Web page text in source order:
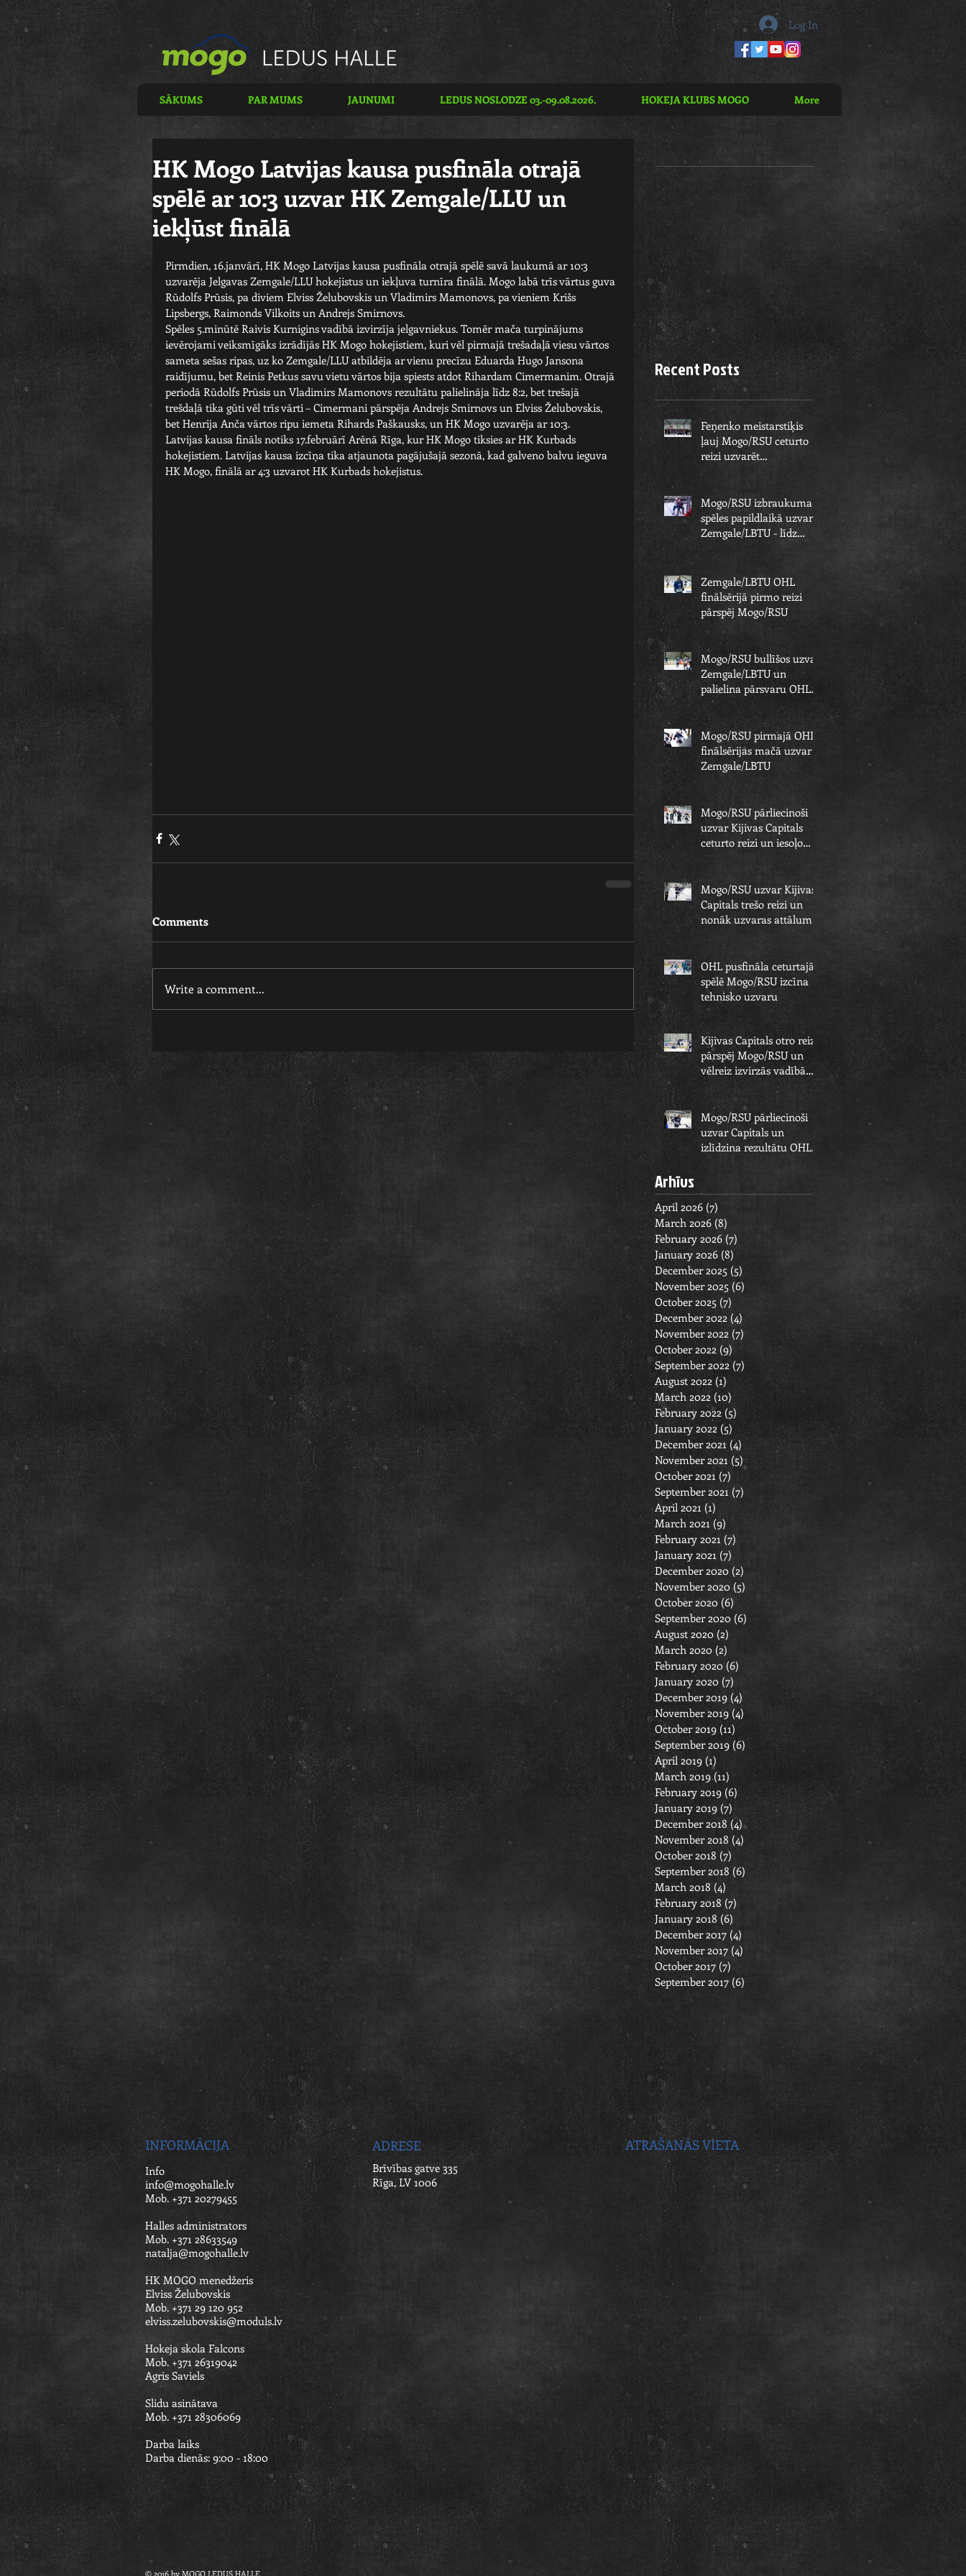
SĀKUMS PAR MUMS JAUNUMI LEDUS NOSLODZE 03.-09.08.2026. HOKEJA KLUBS MOGO More
Log In
HK Mogo Latvijas kausa pusfināla otrajā
spēlē ar 10:3 uzvar HK Zemgale/LLU un
iekļūst finālā
Pirmdien, 16.janvārī, HK Mogo Latvijas kausa pusfināla otrajā spēlē savā laukumā ar 10:3
uzvarēja Jelgavas Zemgale/LLU hokejistus un iekļuva turnīra finālā. Mogo labā trīs vārtus guva
Rūdolfs Prūsis, pa diviem Elviss Želubovskis un Vladimirs Mamonovs, pa vieniem Krišs
Lipsbergs, Raimonds Vilkoits un Andrejs Smirnovs.
Spēles 5.minūtē Raivis Kurnigins vadībā izvirzīja jelgavniekus. Tomēr mača turpinājums
ievērojami veiksmīgāks izrādījās HK Mogo hokejistiem, kuri vēl pirmajā trešadaļā viesu vārtos
sameta sešas ripas, uz ko Zemgale/LLU atbildēja ar vienu precīzu Eduarda Hugo Jansona
raidījumu, bet Reinis Petkus savu vietu vārtos bija spiests atdot Rihardam Cimermanim. Otrajā
periodā Rūdolfs Prūsis un Vladimirs Mamonovs rezultātu palielināja līdz 8:2, bet trešajā
trešdaļā tika gūti vēl trīs vārti – Cimermani pārspēja Andrejs Smirnovs un Elviss Želubovskis,
bet Henrija Anča vārtos ripu iemeta Rihards Paškausks, un HK Mogo uzvarēja ar 10:3.
Latvijas kausa fināls notiks 17.februārī Arēnā Rīga, kur HK Mogo tiksies ar HK Kurbads
hokejistiem. Latvijas kausa izcīņa tika atjaunota pagājušajā sezonā, kad galveno balvu ieguva
HK Mogo, finālā ar 4:3 uzvarot HK Kurbads hokejistus.
Comments
Write a comment...
Recent Posts
Feņenko meistarstiķis
ļauj Mogo/RSU ceturto
reizi uzvarēt
Zemgale/LBTU un izcīnīt
piekto čempionu
Mogo/RSU izbraukuma
spēles papildlaikā uzvar
Zemgale/LBTU - līdz
Zemgale/LBTU OHL
finālsērijā pirmo reizi
pārspēj Mogo/RSU
Mogo/RSU bullīšos uzvar
Zemgale/LBTU un
palielina pārsvaru OHL
finālsērijā
Mogo/RSU pirmajā OHL
finālsērijas mačā uzvar
Zemgale/LBTU
Mogo/RSU pārliecinoši
uzvar Kijivas Capitals
ceturto reizi un iesoļo
OHL finālā
Mogo/RSU uzvar Kijivas
Capitals trešo reizi un
nonāk uzvaras attālumā
OHL pusfināla ceturtajā
spēlē Mogo/RSU izcīna
tehnisko uzvaru
Kijivas Capitals otro reizi
pārspēj Mogo/RSU un
vēlreiz izvirzās vadībā
OHL pusfināla sērijā
Mogo/RSU pārliecinoši
uzvar Capitals un
izlīdzina rezultātu OHL
pusfināla sērijā
Arhīvs
April 2026 (7) 7 posts
March 2026 (8) 8 posts
February 2026 (7)
January 2026 (8)8 posts
December 2025 (5)
November 2025 (6)
October 2025 (7) 7 posts
December 2022 (4)
November 2022 (7) 7 posts
October 2022 (9)
September 2022 (7) 7 posts
August 2022 (1)1 post
March 2022 (10) 10 posts
February 2022 (5) 5 posts
January 2022 (5) 5 posts
December 2021 (4)4 posts
November 2021 (5)5 posts
October 2021 (7)7 posts
September 2021 (7) 7 posts
April 2021 (1) 1 post
March 2021 (9)
February 2021 (7) 7 posts
January 2021 (7) 7 posts
December 2020 (2)
November 2020 (5) 5 posts
October 2020 (6) 6 posts
September 2020 (6) 6 posts
August 2020 (2)
March 2020 (2)
February 2020 (6) 6 posts
January 2020 (7) 7 posts
December 2019 (4) 4 posts
November 2019 (4)
October 2019 (11)
September 2019 (6) 6 posts
April 2019 (1) 1 post
March 2019 (11)11 posts
February 2019 (6)6 posts
January 2019 (7) 7 posts
December 2018 (4)4 posts
November 2018 (4) 4 posts
October 2018 (7) 7 posts
September 2018 (6)
March 2018 (4) 4 posts
February 2018 (7) 7 posts
January 2018 (6)
December 2017 (4)
November 2017 (4) 4 posts
October 2017 (7)
September 2017 (6) 6 posts
INFORMĀCIJA
Info
info@mogohalle.lv
Mob. +371 20279455
Halles administrators
Mob. +371 28633549
natalja@mogohalle.lv
HK MOGO menedžeris
Elviss Želubovskis
Mob. +371 29 120 952
elviss.zelubovskis@moduls.lv
Hokeja skola Falcons
Mob. +371 26319042
Agris Saviels​​
Slidu asinātava
Mob. +371 28306069
Darba laiks
Darba dienās: 9:00 - 18:00
ADRESE
Brīvības gatve 335
Rīga, LV 1006
ATRAŠANĀS VIETA
© 2016 by MOGO LEDUS HALLE